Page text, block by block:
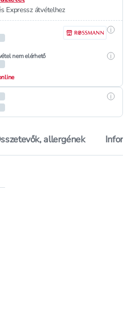
Expressz átvételhez
nem elérhető
allergének